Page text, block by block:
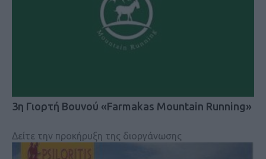
3η Γιορτή Βουνού «Farmakas Mountain Running»
Δείτε την προκήρυξη της διοργάνωσης